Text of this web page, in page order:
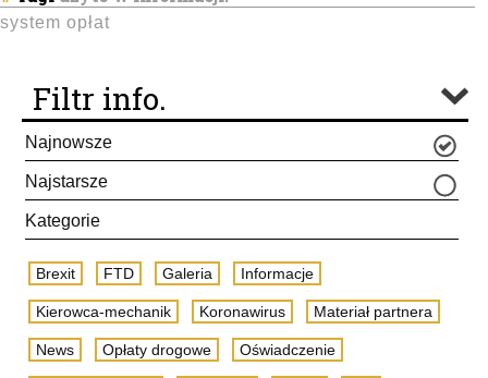
system opłat
Filtr info.
Najnowsze
Najstarsze
Kategorie
Brexit FTD Galeria Informacje
Kierowca-mechanik Koronawirus Materiał partnera
News Opłaty drogowe Oświadczenie